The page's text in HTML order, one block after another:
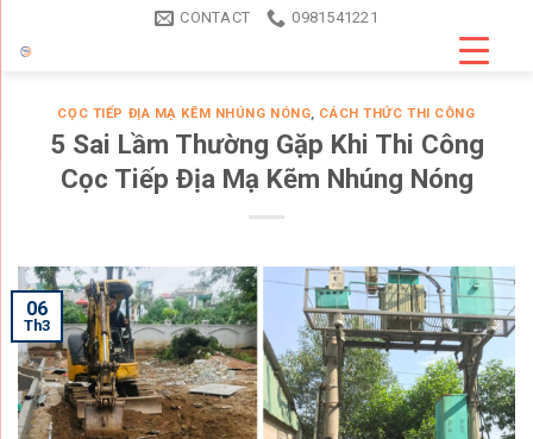
CONTACT 0981541221
CỌC TIẾP ĐỊA MẠ KẼM NHÚNG NÓNG, CÁCH THỨC THI CÔNG
5 Sai Lầm Thường Gặp Khi Thi Công
Cọc Tiếp Địa Mạ Kẽm Nhúng Nóng
06
Th3